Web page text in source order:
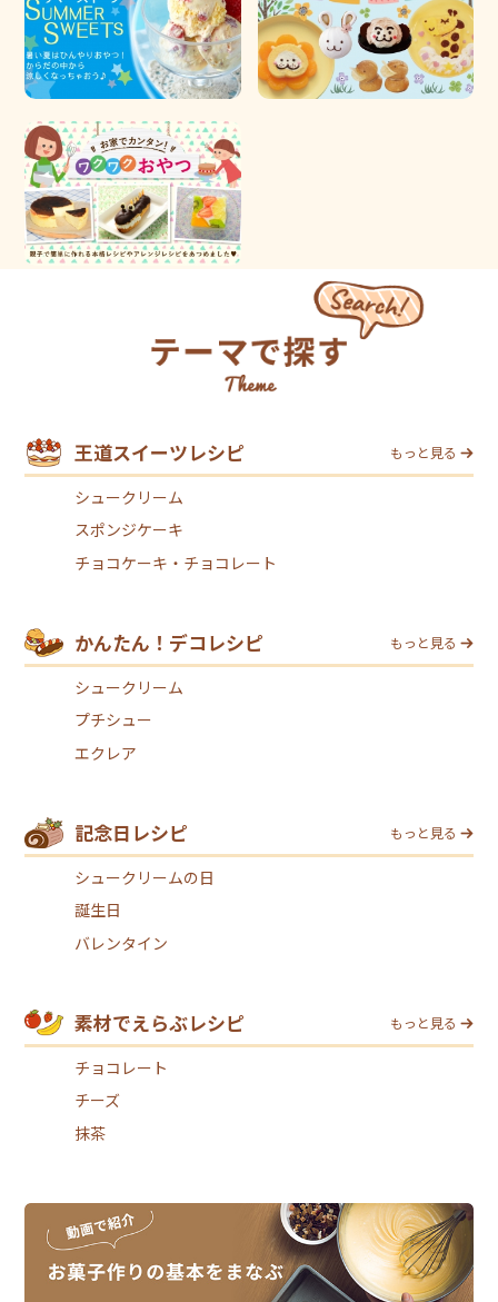
王道スイーツレシピ もっと見る
シュークリーム
スポンジケーキ
チョコケーキ・チョコレート
かんたん！デコレシピ もっと見る
シュークリーム
プチシュー
エクレア
記念日レシピ もっと見る
シュークリームの日
誕生日
バレンタイン
素材でえらぶレシピ もっと見る
チョコレート
チーズ
抹茶